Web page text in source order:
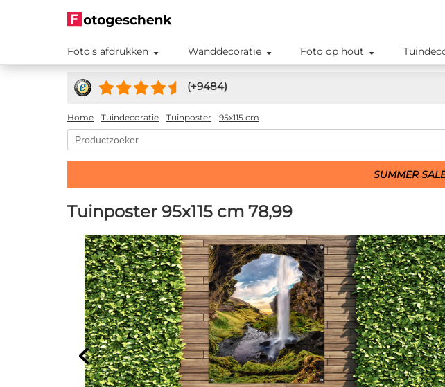
Foto's afdrukken Wanddecoratie Foto op hout
(+9484)
Home Tuindecoratie Tuinposter 95x115 cm
SUMMER
Tuinposter 95x115 cm 78,99